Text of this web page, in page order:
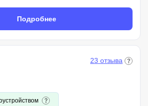
Подробнее
23 отзыва